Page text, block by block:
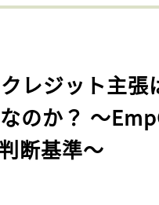
レジット主張
のか？ 〜
断基準〜